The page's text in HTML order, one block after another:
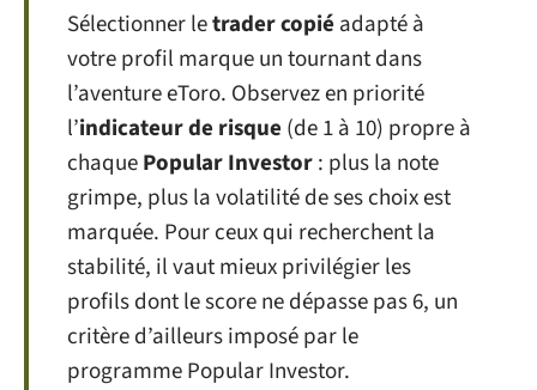
Sélectionner letrader copié adapté à
votre profil marque un tournant dans
l’aventure eToro. Observez en priorité
l’indicateur de risque (de 1 à 10) propre à
chaquePopular Investor: plus la note
grimpe, plus la volatilité de ses choix est
marquée. Pour ceux qui recherchent la
stabilité, il vaut mieux privilégier les
profils dont le score ne dépasse pas 6, un
critère d’ailleurs imposé par le
programme Popular Investor.